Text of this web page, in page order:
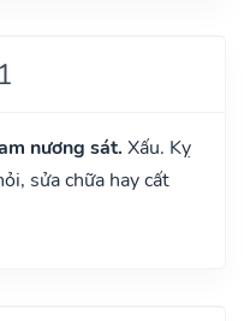
nương sát. Xấu. Kỵ
sửa chữa hay cất